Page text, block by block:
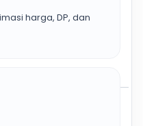
harga, DP, dan